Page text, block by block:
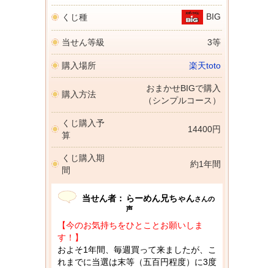
くじ種 BIG
当せん等級 3等
購入場所 楽天toto
購入方法
おまかせBIGで購入
（シンプルコース）
くじ購入予
算
14400円
くじ購入期
間
約1年間
当せん者： らーめん兄ちゃんさんの
声
【今のお気持ちをひとことお願いしま
す！】
およそ1年間、毎週買って来ましたが、こ
れまでに当選は末等（五百円程度）に3度